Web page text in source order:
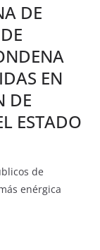
DE
EN
DE
ESTADO
de
enérgica